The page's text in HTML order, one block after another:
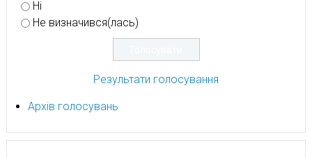
Ні
Не визначився(лась)
Результати голосування
Архів голосувань